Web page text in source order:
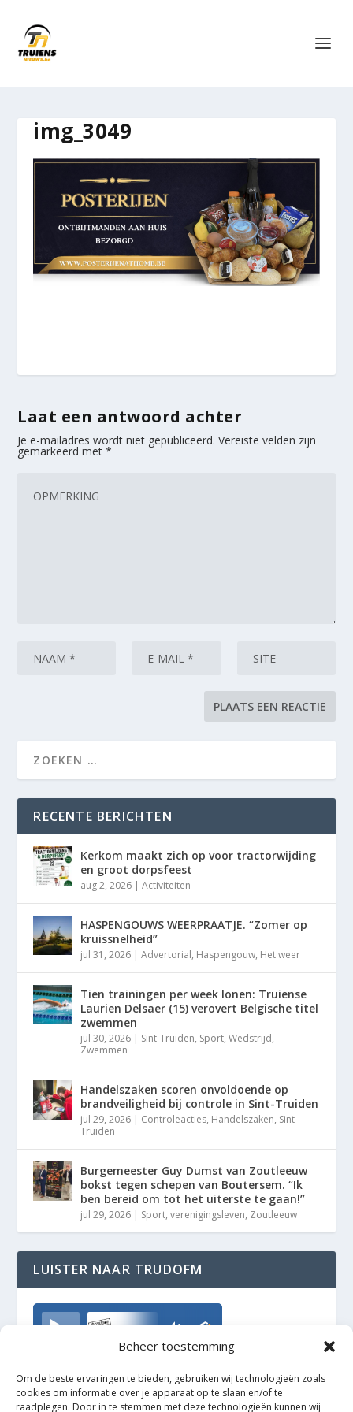
Beheer toestemming
Om de beste ervaringen te bieden, gebruiken wij technologieën zoals
cookies om informatie over je apparaat op te slaan en/of te
raadplegen. Door in te stemmen met deze technologieën kunnen wij
img_3049
Laat een antwoord achter
Je e-mailadres wordt niet gepubliceerd. Vereiste velden zijn
gemarkeerd met*
RECENTE BERICHTEN
Kerkom maakt zich op voor tractorwijding
en groot dorpsfeest
aug 2, 2026 |Activiteiten
HASPENGOUWS WEERPRAATJE. “Zomer op
kruissnelheid”
jul 31, 2026 |Advertorial, Haspengouw, Het weer
Tien trainingen per week lonen: Truiense
Laurien Delsaer (15) verovert Belgische titel
zwemmen
jul 30, 2026 | Sint-Truiden, Sport,Wedstrijd,
Zwemmen
Handelszaken scoren onvoldoende op
brandveiligheid bij controle in Sint-Truiden
jul 29, 2026 | Controleacties, Handelszaken, Sint-
Truiden
Burgemeester Guy Dumst van Zoutleeuw
bokst tegen schepen van Boutersem. “Ik
ben bereid om tot het uiterste te gaan!”
jul 29, 2026 | Sport,verenigingsleven, Zoutleeuw
LUISTER NAAR TRUDOFM
TrudoFM